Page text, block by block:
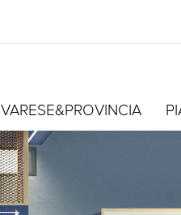
VARESE&PROVINCIA